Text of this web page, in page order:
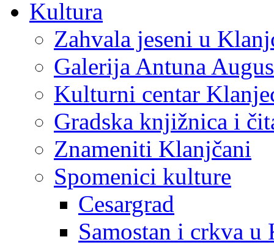
Kultura
Zahvala jeseni u
Galerija Antuna
Kulturni centar
Gradska knjižnica i
Znameniti Klanjčani
Spomenici kulture
Cesargrad
Samostan i crkva u